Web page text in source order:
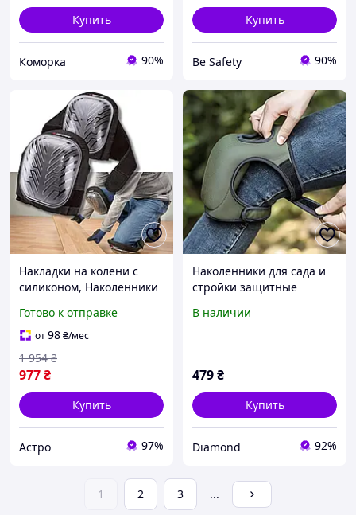
Купить
Коморка 90%
Купить
Be Safety 90%
Накладки на колени с
силиконом, Наколенники
Parkside 2шт, AST
Готово к отправке
от98₴/мес
977₴
1 954 ₴
Купить
Астро 97%
Наколенники для сада и
стройки защитные
универсальные
В наличии
479₴
Купить
Diamond 92%
1 2 3 ...